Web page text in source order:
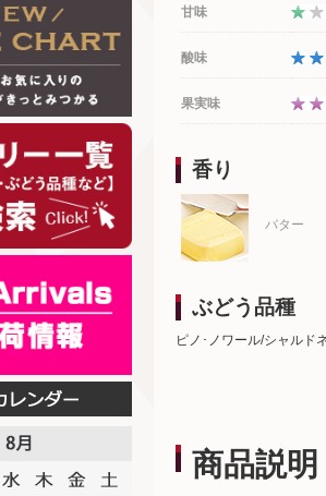
甘味
酸味
果実味
香り
バター
ぶどう品種
ピノ･ノワール/シャルド
商品説明